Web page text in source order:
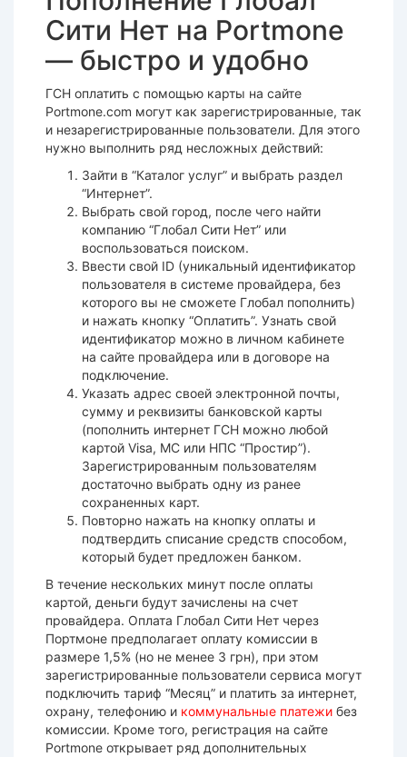
Сити Нет на Portmone
— быстро и удобно
ГСН оплатить с помощью карты на сайте
Portmone.com могут как зарегистрированные, так
и незарегистрированные пользователи. Для этого
нужно выполнить ряд несложных действий:
Зайти в “Каталог услуг” и выбрать раздел
“Интернет”.
Выбрать свой город, после чего найти
компанию “Глобал Сити Нет” или
воспользоваться поиском.
Ввести свой ID (уникальный идентификатор
пользователя в системе провайдера, без
которого вы не сможете Глобал пополнить)
и нажать кнопку “Оплатить”. Узнать свой
идентификатор можно в личном кабинете
на сайте провайдера или в договоре на
подключение.
Указать адрес своей электронной почты,
сумму и реквизиты банковской карты
(пополнить интернет ГСН можно любой
картой Visa, MC или НПС “Простир”).
Зарегистрированным пользователям
достаточно выбрать одну из ранее
сохраненных карт.
Повторно нажать на кнопку оплаты и
подтвердить списание средств способом,
который будет предложен банком.
В течение нескольких минут после оплаты
картой, деньги будут зачислены на счет
провайдера. Оплата Глобал Сити Нет через
Портмоне предполагает оплату комиссии в
размере 1,5% (но не менее 3 грн), при этом
зарегистрированные пользователи сервиса могут
подключить тариф “Месяц” и платить за интернет,
охрану, телефонию и коммунальные платежи без
комиссии. Кроме того, регистрация на сайте
Portmone открывает ряд дополнительных